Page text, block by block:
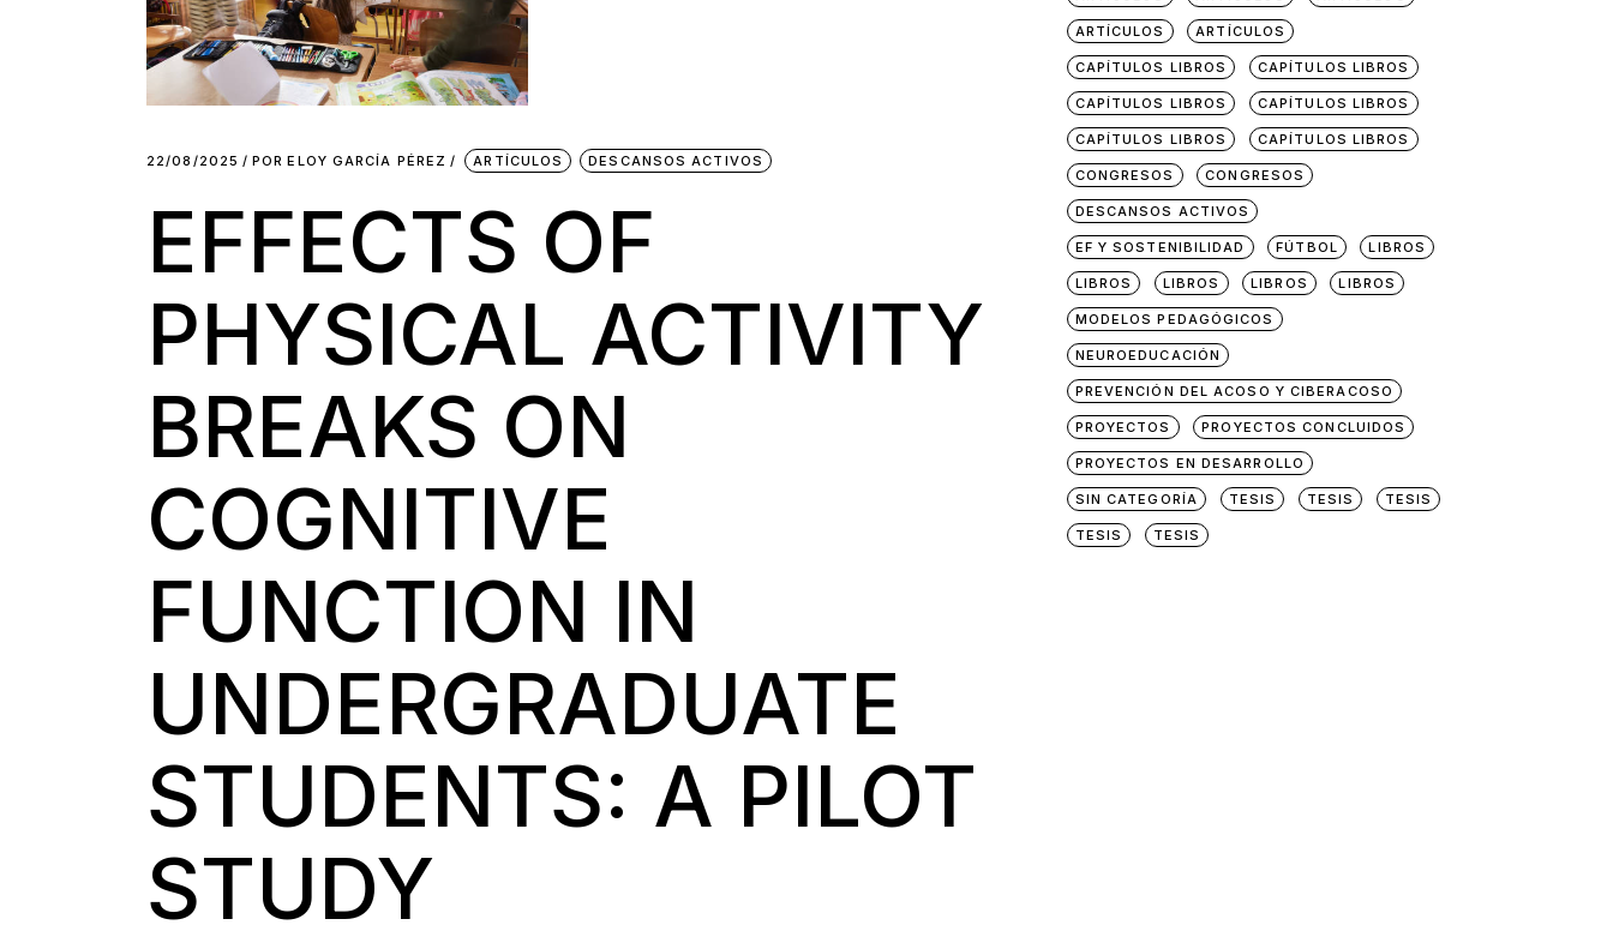
22/08/2025 POR ELOY GARCÍA PÉREZ ARTÍCULOS DESCANSOS ACTIVOS
EFFECTS OF
PHYSICAL ACTIVITY
BREAKS ON
COGNITIVE
FUNCTION IN
UNDERGRADUATE
STUDENTS: A PILOT
STUDY
ARTÍCULOS ARTÍCULOS
CAPÍTULOS LIBROS CAPÍTULOS LIBROS
CAPÍTULOS LIBROS CAPÍTULOS LIBROS
CAPÍTULOS LIBROS CAPÍTULOS LIBROS
CONGRESOS CONGRESOS
DESCANSOS ACTIVOS
EF Y SOSTENIBILIDAD FÚTBOL LIBROS
LIBROS LIBROS LIBROS LIBROS
MODELOS PEDAGÓGICOS
NEUROEDUCACIÓN
PREVENCIÓN DEL ACOSO Y CIBERACOSO
PROYECTOS PROYECTOS CONCLUIDOS
PROYECTOS EN DESARROLLO
SIN CATEGORÍA TESIS TESIS TESIS
TESIS TESIS